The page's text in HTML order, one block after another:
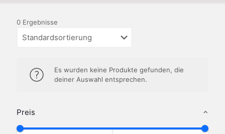
Preis
0 Ergebnisse
Es wurden keine Produkte gefunden, die
deiner Auswahl entsprechen.